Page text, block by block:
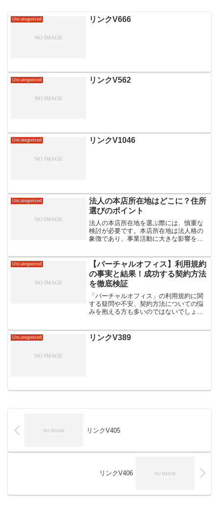
Uncategorized リンクV666
Uncategorized リンクV562
Uncategorized リンクV1046
Uncategorized
法人の本店所在地はどこに？住所
選びのポイント
法人の本店所在地を選ぶ際には、慎重な
検討が必要です。本店所在地は法人格の
象徴であり、事業活動に大きな影響を与
社会との関係性など様々な要素が絡み合
います。本記事では、バー...
Uncategorized
【バーチャルオフィス】利用規約
の事実と結果！成功する契約方法
を徹底検証
「バーチャルオフィス」の利用規約に関
する疑問や不安、契約方法についての悩
みを抱える方も多いのではないでしょう
徹底検証し、成功する契約方法について
ご紹介していきます。バー...
Uncategorized リンクV389
リンクV405
リンクV406